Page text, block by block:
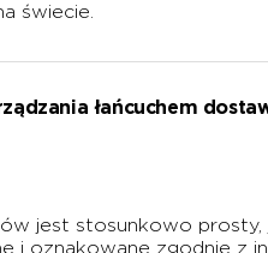
świecie.
łańcuchem
jest stosunkowo
i oznakowane zgodnie z